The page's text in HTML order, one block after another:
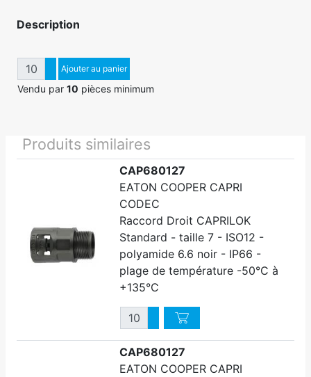
Description
QuantitéAugmenter quantité
Diminuer quantité
Ajouter au panier
Vendu par 10 pièces minimum
Produits similaires
CAP680127
EATON COOPER CAPRI
CODEC
Raccord Droit CAPRILOK
Standard - taille 7 - ISO12 -
polyamide 6.6 noir - IP66 -
plage de température -50°C à
+135°C
QuantitéAugmenter quantité
Diminuer quantité
CAP680127
EATON COOPER CAPRI